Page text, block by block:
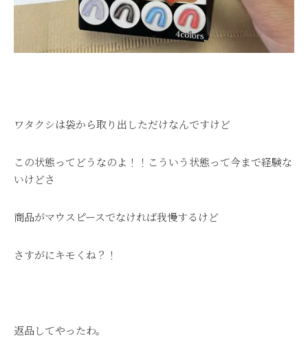
ワタクシは袋から取り出しただけなんですけど
この状態ってどうなのよ！！こういう状態って今まで経験な
いけどさ
商品がマウスピースでなければ我慢するけど
さすがにキモくね？！
返品してやったわ。